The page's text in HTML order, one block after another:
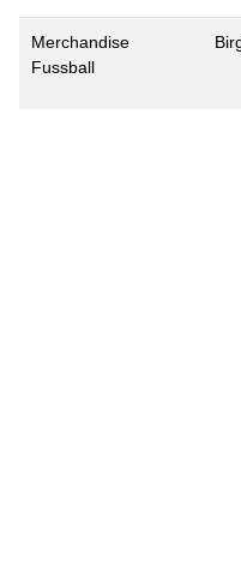
Merchandise
Fussball